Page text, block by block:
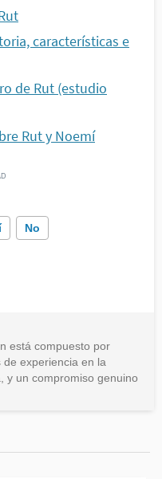
características e
de Rut (estudio
Rut y Noemí
No
incorrecta
está compuesto por
experiencia en la
y un compromiso genuino